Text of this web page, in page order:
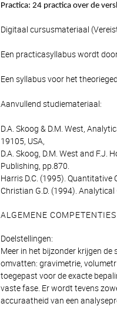
Practica: 24 practica over de
Digitaal cursusmateriaal
Een practicasyllabus wordt
Een syllabus voor het
Aanvullend studiemateriaal:
D.A. Skoog & D.M. West,
19105, USA,
D.A. Skoog, D.M. West and
Publishing, pp.870.
Harris D.C. (1995). Quantitative
Christian G.D. (1994). Analytical
ALGEMENE COMPETENTIES
Doelstellingen:
Meer in het bijzonder krijgen de
omvatten: gravimetrie,
toegepast voor de exacte
vaste fase. Er wordt tevens
accuraatheid van een